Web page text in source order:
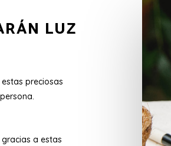
LUZ
preciosas
a estas